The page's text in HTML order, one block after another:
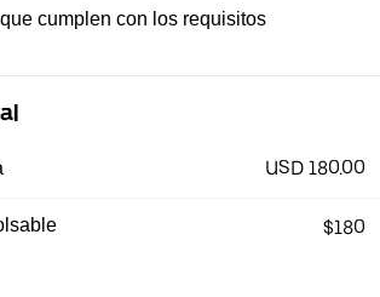
cumplen con los requisitos
USD 180.00
$180